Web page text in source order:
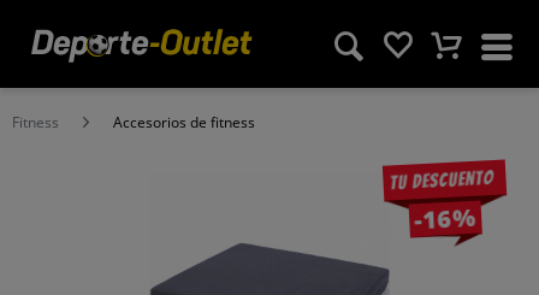
Fitness Accesorios de fitness
Tu descuento
-16%